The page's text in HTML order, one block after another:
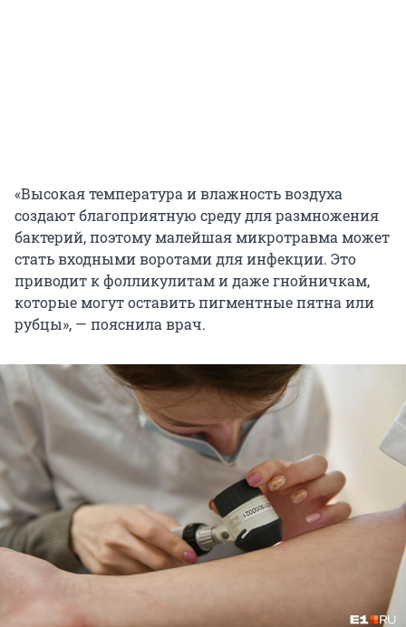
«Высокая температура и влажность воздуха
создают благоприятную среду для размножения
бактерий, поэтому малейшая микротравма может
стать входными воротами для инфекции. Это
приводит к фолликулитам и даже гнойничкам,
которые могут оставить пигментные пятна или
рубцы», — пояснила врач.